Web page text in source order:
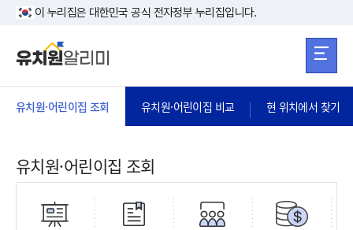
본문 바로가기
이 누리집은 대한민국 공식 전자정부 누리집입니다.
유치원·어린이집 조회 유치원·어린이집 비교 현 위치에서 찾기
유치원·어린이집 조회